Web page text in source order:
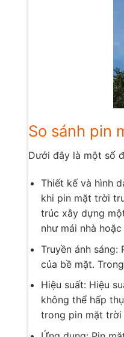
So sánh pin
Dưới đây là một số
Thiết kế và hình
khi pin mặt trời
trúc xây dựng
như mái nhà
Truyền ánh
của bề mặt.
Hiệu suất: Hiệu
không thể hấp
trong pin mặt